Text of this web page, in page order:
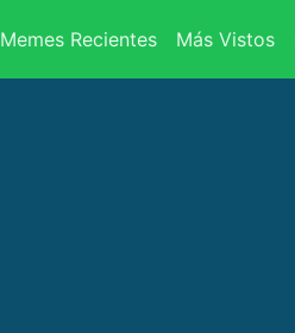
Memes Recientes Más Vistos